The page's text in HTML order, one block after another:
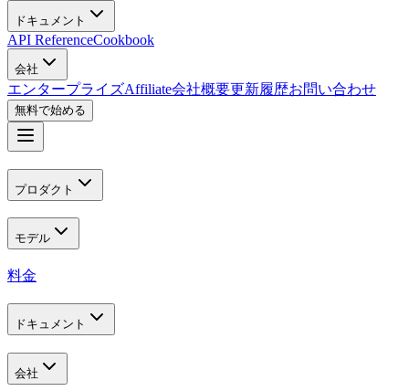
ドキュメント
API ReferenceCookbook
会社
エンタープライズAffiliate会社概要更新履歴お問い合わせ
無料で始める
プロダクト
モデル
料金
ドキュメント
会社